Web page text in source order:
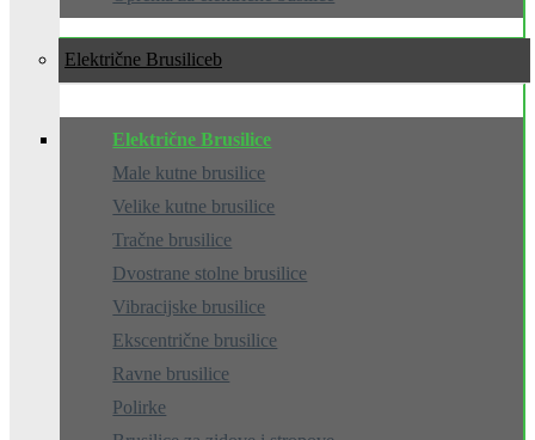
Električne Brusilice
Električne Brusilice
Male kutne brusilice
Velike kutne brusilice
Tračne brusilice
Dvostrane stolne brusilice
Vibracijske brusilice
Ekscentrične brusilice
Ravne brusilice
Polirke